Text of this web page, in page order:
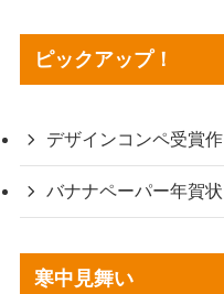
ピックアップ！
デザインコンペ受賞作
バナナペーパー年賀状
寒中見舞い